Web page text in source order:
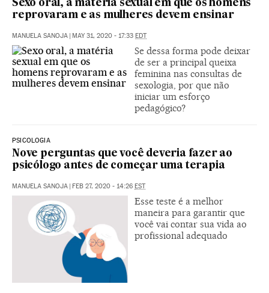
Sexo oral, a matéria sexual em que os homens
reprovaram e as mulheres devem ensinar
MANUELA SANOJA MAY 31, 2020 - 17:33 EDT
Se dessa forma pode deixar
de ser a principal queixa
feminina nas consultas de
sexologia, por que não
iniciar um esforço
pedagógico?
PSICOLOGIA
Nove perguntas que você deveria fazer ao
psicólogo antes de começar uma terapia
MANUELA SANOJA FEB 27, 2020 - 14:26 EST
Esse teste é a melhor
maneira para garantir que
você vai contar sua vida ao
profissional adequado